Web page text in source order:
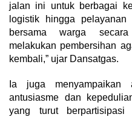
jalan ini untuk berbagai
logistik hingga
bersama warga secara
melakukan pembersihan
kembali,” ujar Dansatgas.
Ia juga
antusiasme dan
yang turut